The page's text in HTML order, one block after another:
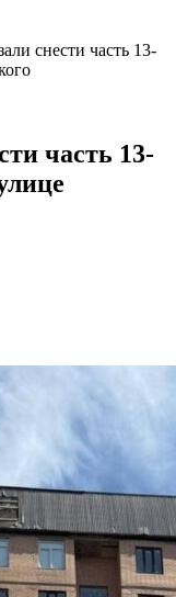
снести часть 13-
часть 13-